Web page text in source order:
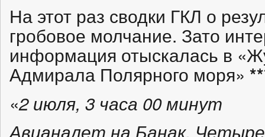
На этот раз сводки ГКЛ о
гробовое молчание. Зато
информация отыскалась в
Адмирала Полярного моря»
«2 июля, 3 часа 00 минут
Авианалет на Банак.